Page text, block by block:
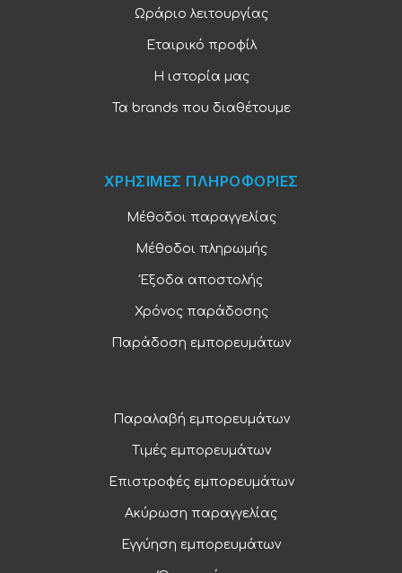
Ωράριο λειτουργίας
Εταιρικό προφίλ
Η ιστορία μας
Τα brands που διαθέτουμε
ΧΡΗΣΙΜΕΣ ΠΛΗΡΟΦΟΡΙΕΣ
Μέθοδοι παραγγελίας
Μέθοδοι πληρωμής
Έξοδα αποστολής
Χρόνος παράδοσης
Παράδοση εμπορευμάτων
Παραλαβή εμπορευμάτων
Τιμές εμπορευμάτων
Επιστροφές εμπορευμάτων
Ακύρωση παραγγελίας
Εγγύηση εμπορευμάτων